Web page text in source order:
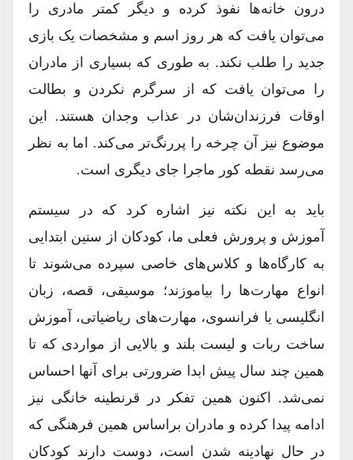
درون خانه‌ها نفوذ کرده و دیگر کمتر مادری را
می‌توان یافت که هر روز اسم و مشخصات یک بازی
جدید را طلب نکند. به طوری که بسیاری از مادران
را می‌توان یافت که از سرگرم نکردن و بطالت
اوقات فرزندان‌شان در عذاب وجدان هستند. این
موضوع نیز آن چرخه را پررنگ‌تر می‌کند. اما به نظر
می‌رسد نقطه کور ماجرا جای دیگری است.
باید به این نکته نیز اشاره کرد که در سیستم
آموزش و پرورش فعلی ما، کودکان از سنین ابتدایی
به کارگاه‌ها و کلاس‌های خاصی سپرده می‌شوند تا
انواع مهارت‌ها را بیاموزند؛ موسیقی، قصه، زبان
انگلیسی یا فرانسوی، مهارت‌های ریاضیاتی، آموزش
ساخت ربات و لیست بلند و بالایی از مواردی که تا
همین چند سال پیش ابدا ضرورتی برای آنها احساس
نمی‌شد. اکنون همین تفکر در قرنطینه خانگی نیز
ادامه پیدا کرده و مادران براساس همین فرهنگی که
در حال نهادینه شدن است، دوست دارند کودکان